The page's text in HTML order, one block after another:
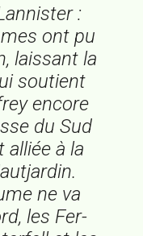
:
ont pu
laissant la
soutient
encore
du Sud
alliée à la
ne va
les Fer-